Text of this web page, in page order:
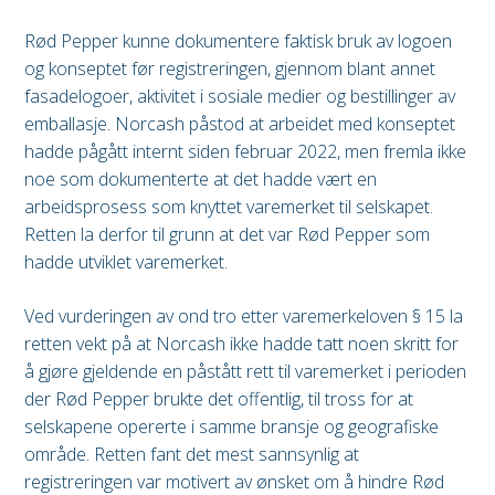
Rød Pepper kunne dokumentere faktisk bruk av logoen
og konseptet før registreringen, gjennom blant annet
fasadelogoer, aktivitet i sosiale medier og bestillinger av
emballasje. Norcash påstod at arbeidet med konseptet
hadde pågått internt siden februar 2022, men fremla ikke
noe som dokumenterte at det hadde vært en
arbeidsprosess som knyttet varemerket til selskapet.
Retten la derfor til grunn at det var Rød Pepper som
hadde utviklet varemerket.
Ved vurderingen av ond tro etter varemerkeloven § 15 la
retten vekt på at Norcash ikke hadde tatt noen skritt for
å gjøre gjeldende en påstått rett til varemerket i perioden
der Rød Pepper brukte det offentlig, til tross for at
selskapene opererte i samme bransje og geografiske
område. Retten fant det mest sannsynlig at
registreringen var motivert av ønsket om å hindre Rød